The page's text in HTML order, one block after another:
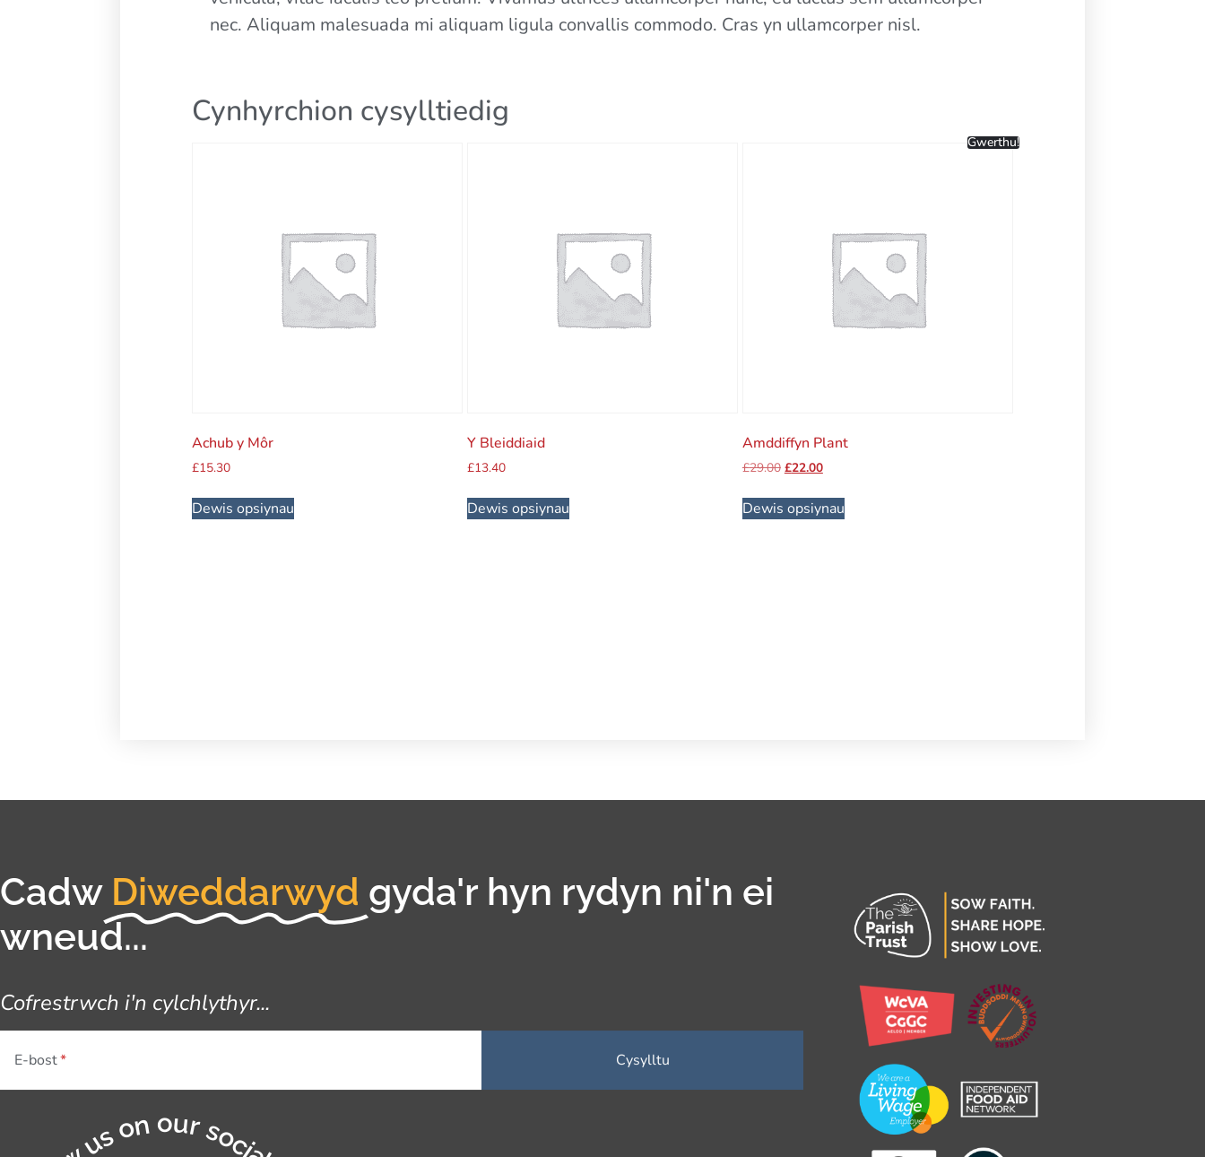
nec. Aliquam malesuada mi aliquam ligula convallis commodo. Cras yn ullamcorper nisl.
Cynhyrchion cysylltiedig
Achub y Môr
£15.30
Dewis opsiynau
Y Bleiddiaid
£13.40
Dewis opsiynau
Gwerthu!
Amddiffyn Plant
£29.00 £22.00
Dewis opsiynau
Cadw Diweddarwyd gyda'r hyn rydyn ni'n ei
wneud...
Cofrestrwch i'n cylchlythyr...
E-bost